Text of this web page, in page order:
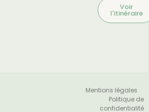
Voir
l'itinéraire
Mentions légales
Politique de
confidentialité